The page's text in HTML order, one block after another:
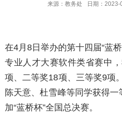
来源：教务处 日期：2023-
在4月8日举办的第十四届“蓝
专业人才大赛软件类省赛中
项、二等奖18项、三等奖9项
陈天意、杜雪峰等同学获得
加“蓝桥杯”全国总决赛。